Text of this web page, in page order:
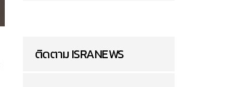
ติดตาม ISRANEWS